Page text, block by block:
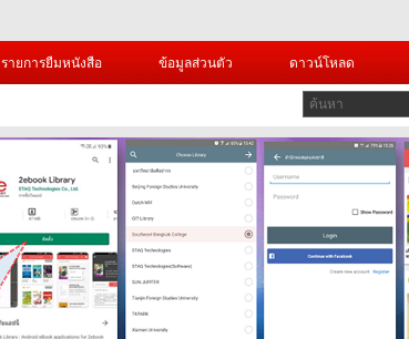
รายการยืมหนังสือ ข้อมูลส่วนตัว ดาวน์โหลด